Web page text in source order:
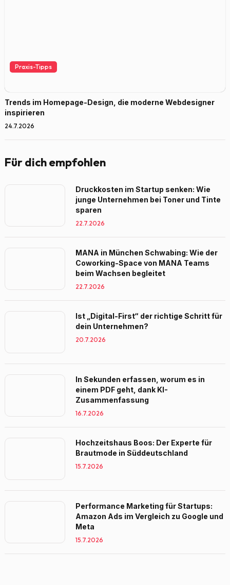
Praxis-Tipps
Trends im Homepage-Design, die moderne Webdesigner
inspirieren
24.7.2026
Für dich empfohlen
Druckkosten im Startup senken: Wie
junge Unternehmen bei Toner und Tinte
sparen
22.7.2026
MANA in München Schwabing: Wie der
Coworking-Space von MANA Teams
beim Wachsen begleitet
22.7.2026
Ist „Digital-First“ der richtige Schritt für
dein Unternehmen?
20.7.2026
In Sekunden erfassen, worum es in
einem PDF geht, dank KI-
Zusammenfassung
16.7.2026
Hochzeitshaus Boos: Der Experte für
Brautmode in Süddeutschland
15.7.2026
Performance Marketing für Startups:
Amazon Ads im Vergleich zu Google und
Meta
15.7.2026